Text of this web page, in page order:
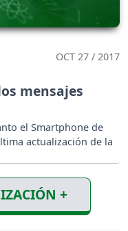
OCT 27 / 2017
mensajes
el Smartphone de
actualización de la
+